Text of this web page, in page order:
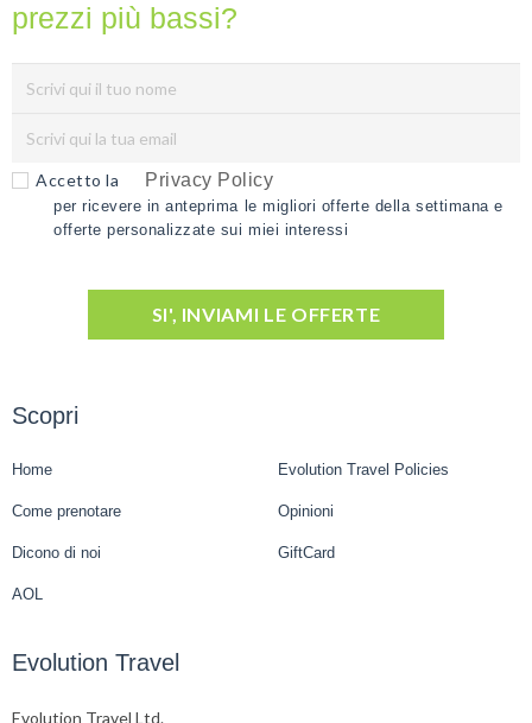
prezzi più bassi?
Accetto la Privacy Policy
per ricevere in anteprima le migliori offerte della settimana e
offerte personalizzate sui miei interessi
SI', INVIAMI LE OFFERTE
Scopri
Home Evolution Travel Policies
Come prenotare Opinioni
Dicono di noi GiftCard
AOL
Evolution Travel
Evolution Travel Ltd.